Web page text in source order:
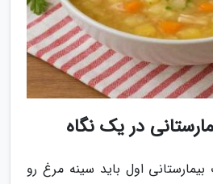
در یک نگاه
اول باید سینه مرغ رو